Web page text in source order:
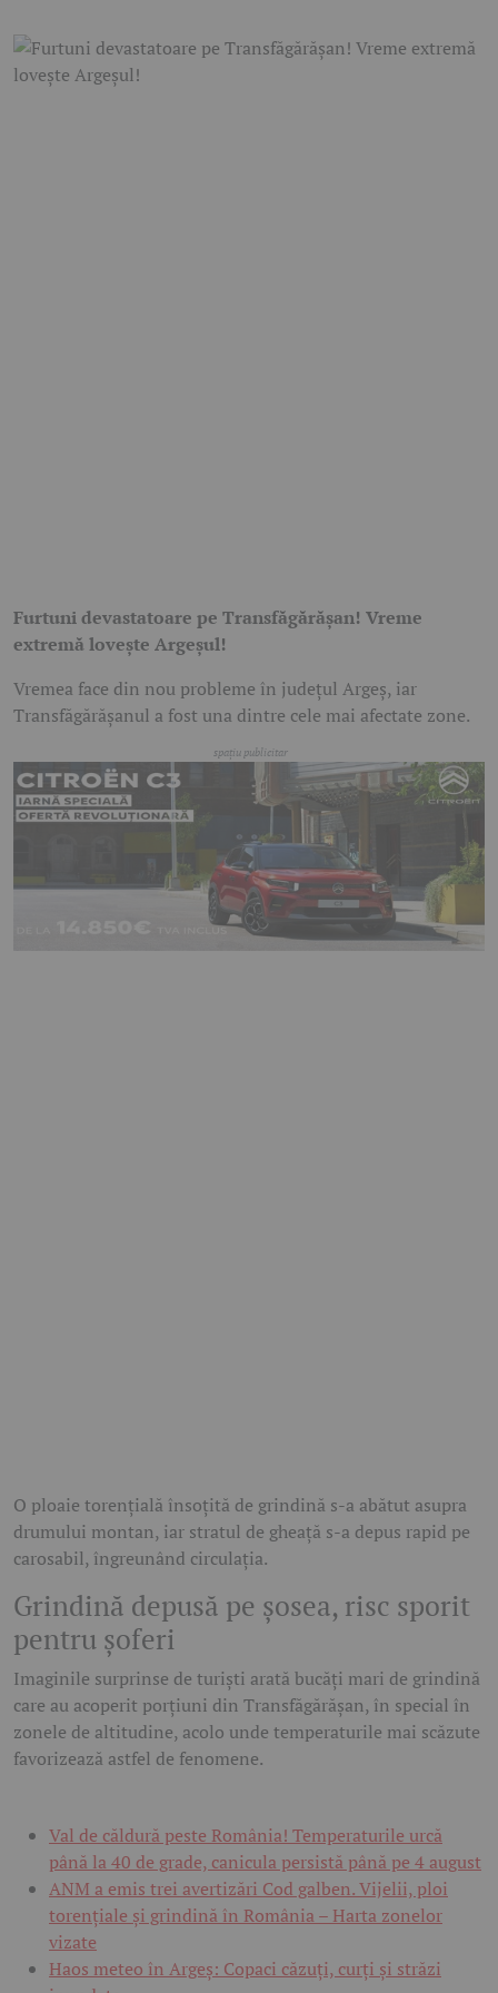
Furtuni devastatoare pe Transfăgărășan! Vreme
extremă lovește Argeșul!
Vremea face din nou probleme în județul Argeș, iar
Transfăgărășanul a fost una dintre cele mai afectate zone.
O ploaie torențială însoțită de grindină s-a abătut asupra
drumului montan, iar stratul de gheață s-a depus rapid pe
carosabil, îngreunând circulația.
Grindină depusă pe șosea, risc sporit
pentru șoferi
Imaginile surprinse de turiști arată bucăți mari de grindină
care au acoperit porțiuni din Transfăgărășan, în special în
zonele de altitudine, acolo unde temperaturile mai scăzute
favorizează astfel de fenomene.
Val de căldură peste România! Temperaturile urcă
până la 40 de grade, canicula persistă până pe 4 august
ANM a emis trei avertizări Cod galben. Vijelii, ploi
torențiale și grindină în România – Harta zonelor
vizate
Haos meteo în Argeș: Copaci căzuți, curți și străzi